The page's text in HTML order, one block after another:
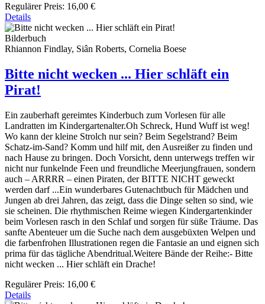
Regulärer Preis: 16,00 €
Details
Bilderbuch
Rhiannon Findlay, Siân Roberts, Cornelia Boese
Bitte nicht wecken ... Hier schläft ein
Pirat!
Ein zauberhaft gereimtes Kinderbuch zum Vorlesen für alle
Landratten im Kindergartenalter.Oh Schreck, Hund Wuff ist weg!
Wo kann der kleine Strolch nur sein? Beim Segelstrand? Beim
Schatz-im-Sand? Komm und hilf mit, den Ausreißer zu finden und
nach Hause zu bringen. Doch Vorsicht, denn unterwegs treffen wir
nicht nur funkelnde Feen und freundliche Meerjungfrauen, sondern
auch – ARRRR – einen Piraten, der BITTE NICHT geweckt
werden darf ...Ein wunderbares Gutenachtbuch für Mädchen und
Jungen ab drei Jahren, das zeigt, dass die Dinge selten so sind, wie
sie scheinen. Die rhythmischen Reime wiegen Kindergartenkinder
beim Vorlesen rasch in den Schlaf und sorgen für süße Träume. Das
sanfte Abenteuer um die Suche nach dem ausgebüxten Welpen und
die farbenfrohen Illustrationen regen die Fantasie an und eignen sich
prima für das tägliche Abendritual.Weitere Bände der Reihe:- Bitte
nicht wecken ... Hier schläft ein Drache!
Regulärer Preis: 16,00 €
Details